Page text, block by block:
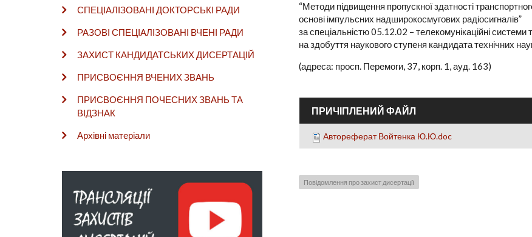
СПЕЦІАЛІЗОВАНІ ДОКТОРСЬКІ РАДИ
РАЗОВІ СПЕЦІАЛІЗОВАНІ ВЧЕНІ РАДИ
ЗАХИСТ КАНДИДАТСЬКИХ ДИСЕРТАЦІЙ
ПРИСВОЄННЯ ВЧЕНИХ ЗВАНЬ
ПРИСВОЄННЯ ПОЧЕСНИХ ЗВАНЬ ТА
ВІДЗНАК
Архівні матеріали
“Методи підвищення пропускної здатності
основі імпульсних надширокосмугових радіосигналів”
за спеціальністю 05.12.02 – телекомунікаційні системи
на здобуття наукового ступеня кандидата технічних
(адреса: просп. Перемоги, 37, корп. 1, ауд. 163)
ПРИЧІПЛЕНИЙ ФАЙЛ
Автореферат Войтенка Ю.Ю.doc
Повідомлення про захист дисертації